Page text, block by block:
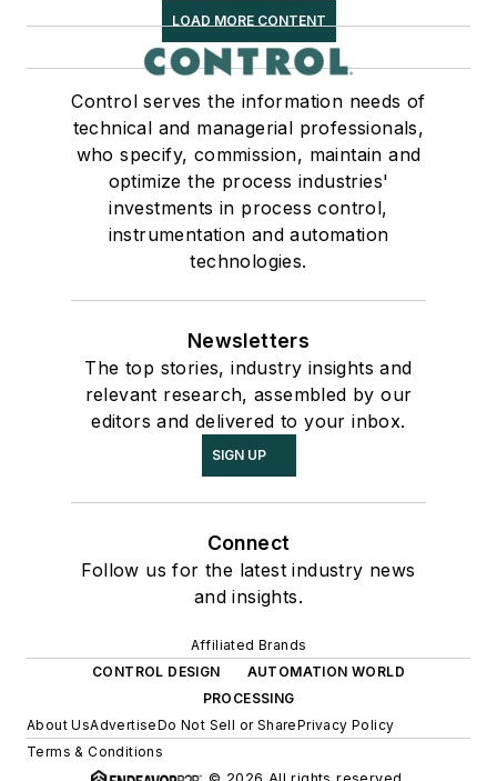
LOAD MORE CONTENT
Control serves the information needs of
technical and managerial professionals,
who specify, commission, maintain and
optimize the process industries'
investments in process control,
instrumentation and automation
technologies.
Newsletters
The top stories, industry insights and
relevant research, assembled by our
editors and delivered to your inbox.
SIGN UP
Connect
Follow us for the latest industry news
and insights.
Affiliated Brands
CONTROL DESIGN
AUTOMATION WORLD
PROCESSING
About UsAdvertiseDo Not Sell or SharePrivacy Policy
Terms & Conditions